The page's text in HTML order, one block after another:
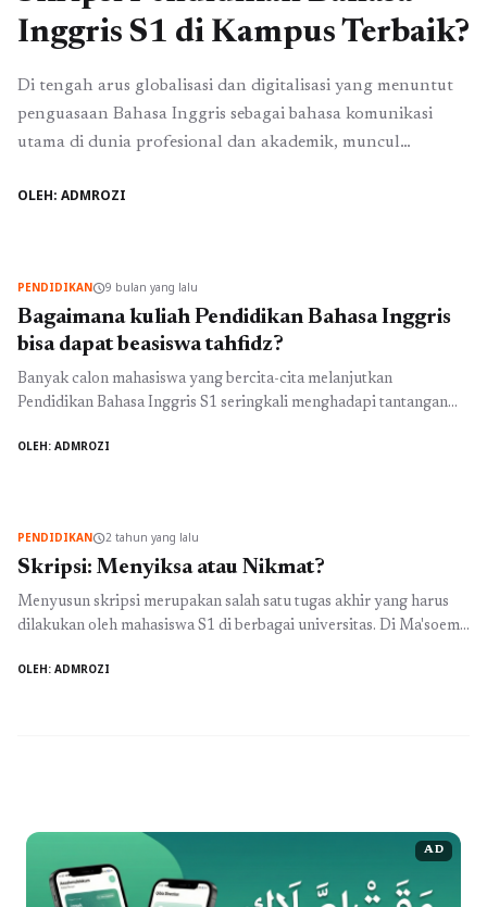
Inggris S1 di Kampus Terbaik?
Di tengah arus globalisasi dan digitalisasi yang menuntut
penguasaan Bahasa Inggris sebagai bahasa komunikasi
utama di dunia profesional dan akademik, muncul
fasih, tetapi juga inovatif dalam metodologi pengajaran
menjawab kebutuhan ini, membantu Anda ...
Selengkapnya
OLEH: ADMROZI
PENDIDIKANschedule9 bulan yang lalu
Bagaimana kuliah Pendidikan Bahasa Inggris
bisa dapat beasiswa tahfidz?
Banyak calon mahasiswa yang bercita-cita melanjutkan
Pendidikan Bahasa Inggris S1 seringkali menghadapi tantangan
terutama jika Anda seorang penghafal Al-Qur'an, dan menemukan
menjadi kendala utama. Tantangan Mencari Beasiswa PBI ...
Selengkapnya
OLEH: ADMROZI
PENDIDIKANschedule2 tahun yang lalu
Skripsi: Menyiksa atau Nikmat?
Menyusun skripsi merupakan salah satu tugas akhir yang harus
dilakukan oleh mahasiswa S1 di berbagai universitas. Di Ma'soem
dengan program-program unggulannya, mahasiswa S1 di
OLEH: ADMROZI
AD